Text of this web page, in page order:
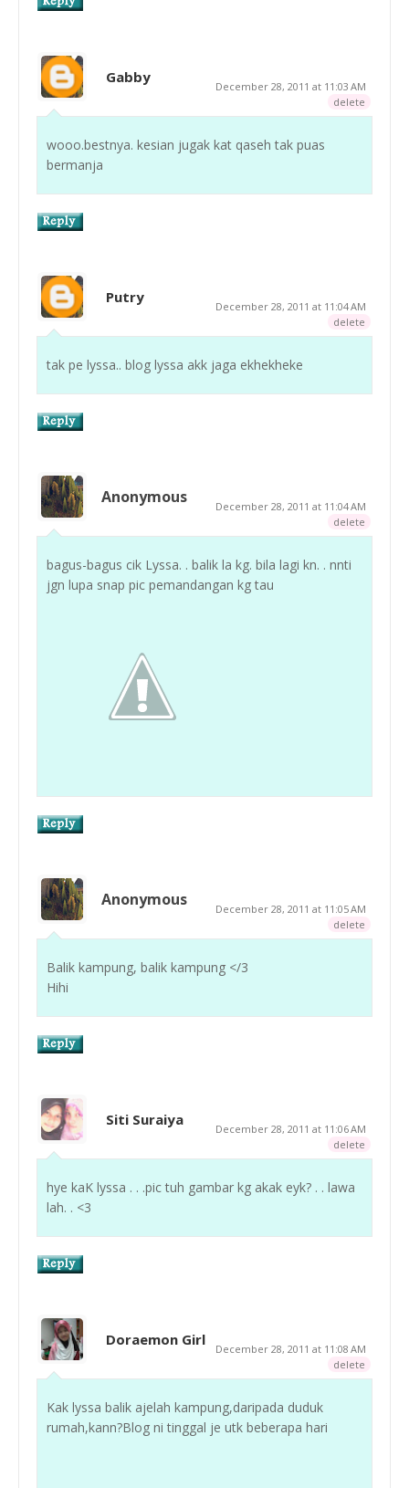
Gabby
December 28, 2011 at 11:03 AM
delete
wooo.bestnya. kesian jugak kat qaseh tak puas
bermanja
Putry
December 28, 2011 at 11:04 AM
delete
tak pe lyssa.. blog lyssa akk jaga ekhekheke
Anonymous
December 28, 2011 at 11:04 AM
delete
bagus-bagus cik Lyssa. . balik la kg. bila lagi kn. . nnti
jgn lupa snap pic pemandangan kg tau
Anonymous
December 28, 2011 at 11:05 AM
delete
Balik kampung, balik kampung </3
Hihi
Siti Suraiya
December 28, 2011 at 11:06 AM
delete
hye kaK lyssa . . .pic tuh gambar kg akak eyk? . . lawa
lah. . <3
Doraemon Girl
December 28, 2011 at 11:08 AM
delete
Kak lyssa balik ajelah kampung,daripada duduk
rumah,kann?Blog ni tinggal je utk beberapa hari